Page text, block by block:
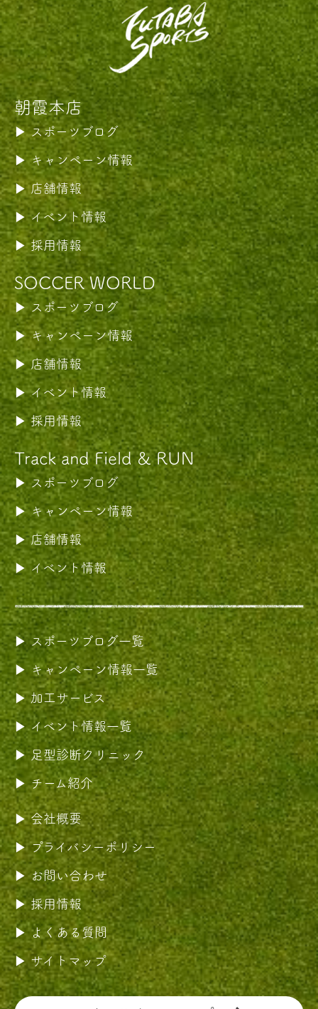
朝霞本店
スポーツブログ
キャンペーン情報
店舗情報
イベント情報
採用情報
SOCCER WORLD
スポーツブログ
キャンペーン情報
店舗情報
イベント情報
採用情報
Track and Field & RUN
スポーツブログ
キャンペーン情報
店舗情報
イベント情報
スポーツブログ一覧
キャンペーン情報一覧
加工サービス
イベント情報一覧
足型診断クリニック
チーム紹介
会社概要
プライバシーポリシー
お問い合わせ
採用情報
よくある質問
サイトマップ